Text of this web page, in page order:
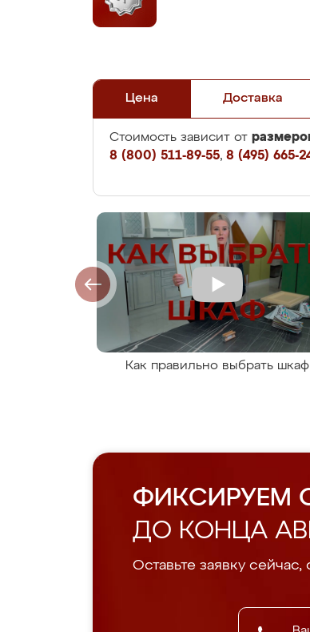
Цена Доставка
Стоимость зависит от
8 (800) 511-89-55, 8 (495) 665-
Как правильно выбрать шкаф
ФИКСИРУЕМ
ДО КОНЦА
Оставьте заявку сейчас,